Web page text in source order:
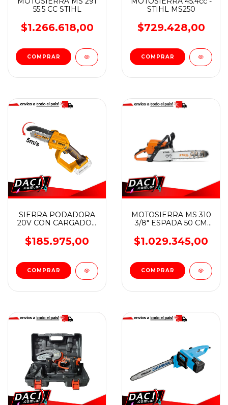
55.5 CC STIHL
$1.266.618,00
STIHL MS250
$729.428,00
SIERRA PODADORA
20V CON CARGADOR
CGSLI205814
$185.975,00
MOTOSIERRA MS 310
3/8" ESPADA 50 CM
$1.029.345,00